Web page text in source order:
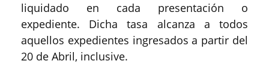
liquidado en cada presentación o
expediente. Dicha tasa alcanza a todos
aquellos expedientes ingresados a partir del
20 de Abril, inclusive.